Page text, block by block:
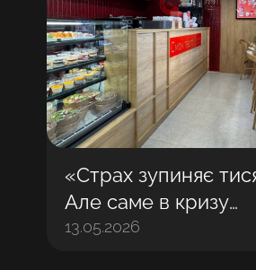
«Страх зупиняє
Але саме в кризу
народжуються
13.05.2026